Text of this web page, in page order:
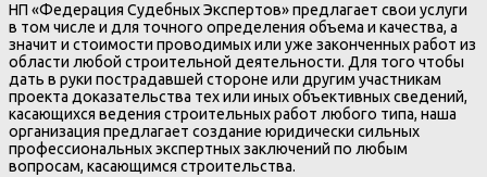
НП «Федерация Судебных Экспертов» предлагает свои услуги
в том числе и для точного определения объема и качества, а
значит и стоимости проводимых или уже законченных работ из
области любой строительной деятельности. Для того чтобы
дать в руки пострадавшей стороне или другим участникам
проекта доказательства тех или иных объективных сведений,
касающихся ведения строительных работ любого типа, наша
организация предлагает создание юридически сильных
профессиональных экспертных заключений по любым
вопросам, касающимся строительства.